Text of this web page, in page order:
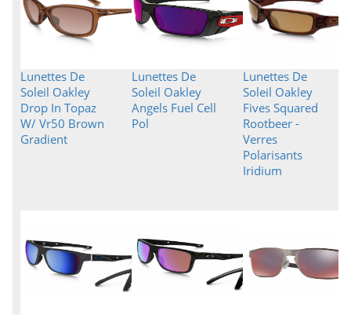
Lunettes De
Soleil Oakley
Drop In Topaz
W/ Vr50 Brown
Gradient
Lunettes De
Soleil Oakley
Angels Fuel Cell
Pol
Lunettes De
Soleil Oakley
Fives Squared
Rootbeer -
Verres
Polarisants
Iridium